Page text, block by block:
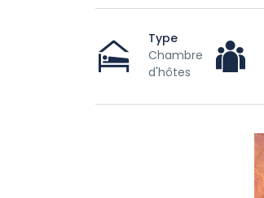
Type
Chambre
d'hôtes